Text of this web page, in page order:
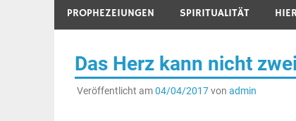
PROPHEZEIUNGEN SPIRITUALITÄT
Das Herz kann nicht
Veröffentlicht am04/04/2017von admin